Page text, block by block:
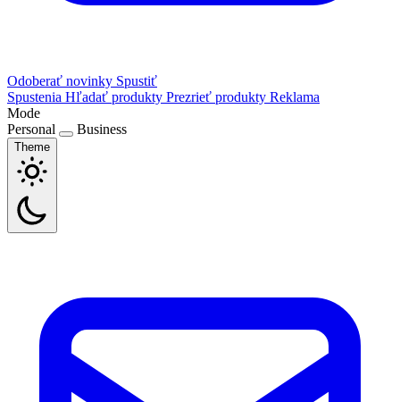
Odoberať novinky Spustiť
Spustenia Hľadať produkty Prezrieť produkty Reklama
Mode
Personal
Business
Theme